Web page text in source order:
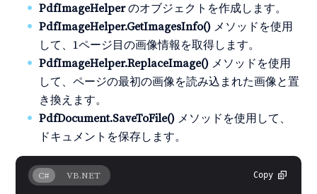
PdfImageHelperのオブジェクトを作成します。
PdfImageHelper.GetImagesInfo() メソッドを使用
して、1ページ目の画像情報を取得します。
PdfImageHelper.ReplaceImage() メソッドを使用
して、ページの最初の画像を読み込まれた画像と置
き換えます。
PdfDocument.SaveToFile() メソッドを使用して、
ドキュメントを保存します。
C# VB.NET Copy